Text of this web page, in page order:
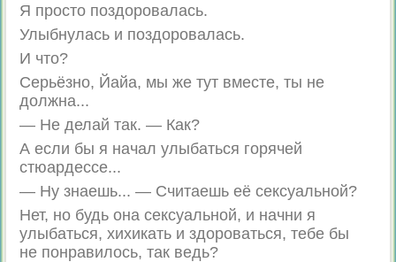
Я просто поздоровалась.
Улыбнулась и поздоровалась.
И что?
Серьёзно, Йайа, мы же тут вместе, ты не
должна...
— Не делай так. — Как?
А если бы я начал улыбаться горячей
стюардессе...
— Ну знаешь... — Считаешь её сексуальной?
Нет, но будь она сексуальной, и начни я
улыбаться, хихикать и здороваться, тебе бы
не понравилось, так ведь?